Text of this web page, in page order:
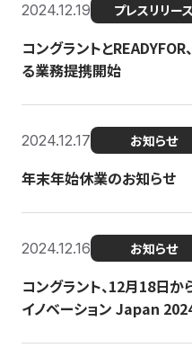
2024.12.19 プレスリリース
コングラントと
る業務提携開始
2024.12.17 お知らせ
年末年始休業のお知らせ
2024.12.16 お知らせ
コングラント、12月18日
イノベーション Japan